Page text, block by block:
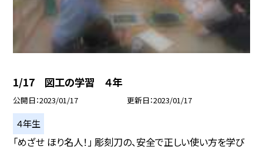
1/17 図工の学習 ４年
公開日 2023/01/17 更新日 2023/01/17
４年生
「めざせ ほり名人！」 彫刻刀の、安全で正しい使い方を学び